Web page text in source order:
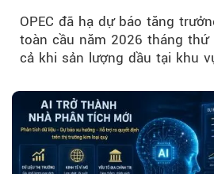
OPEC đã hạ dự báo tăng
toàn cầu năm 2026 tháng thứ
cả khi sản lượng dầu tại khu